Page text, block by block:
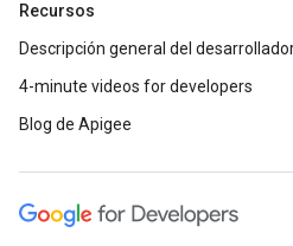
Recursos
Descripción general del
4-minute videos for developers
Blog de Apigee